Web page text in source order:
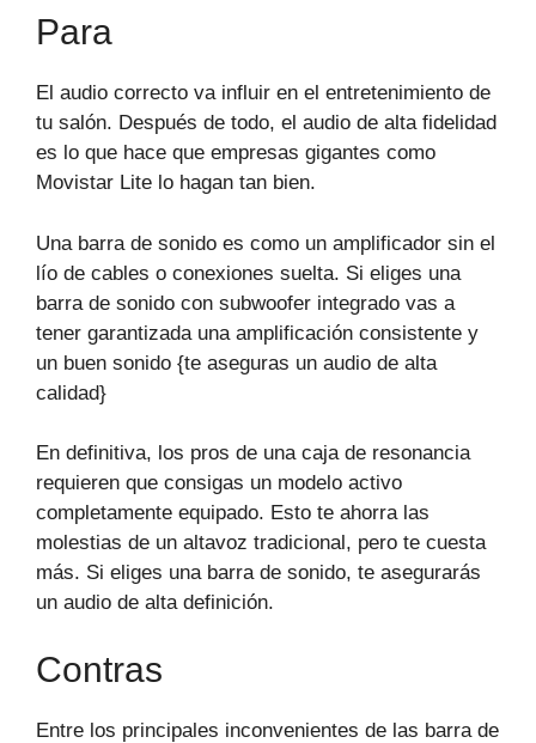
Para
El audio correcto va influir en el entretenimiento de
tu salón. Después de todo, el audio de alta fidelidad
es lo que hace que empresas gigantes como
Movistar Lite lo hagan tan bien.
Una barra de sonido es como un amplificador sin el
lío de cables o conexiones suelta. Si eliges una
barra de sonido con subwoofer integrado vas a
tener garantizada una amplificación consistente y
un buen sonido {te aseguras un audio de alta
calidad}
En definitiva, los pros de una caja de resonancia
requieren que consigas un modelo activo
completamente equipado. Esto te ahorra las
molestias de un altavoz tradicional, pero te cuesta
más. Si eliges una barra de sonido, te asegurarás
un audio de alta definición.
Contras
Entre los principales inconvenientes de las barra de